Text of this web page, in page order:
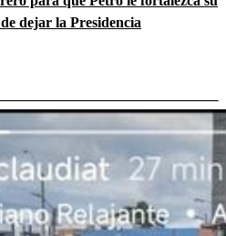
dejar la Presidencia